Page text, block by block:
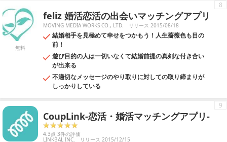
無料
feliz 婚活恋活の出会いマッチングアプリ
MOVING MEDIA WORKS CO., LTD. リリース 2015/08/18
結婚相手を見極めて幸せをつかもう！人生薔薇色も目の
前！
遊び目的の人は一切いなくて結婚前提の真剣な付き合い
が出来る
不適切なメッセージのやり取りに対しての取り締まりが
しっかりしている
8
CoupLink-恋活・婚活マッチングアプリ-
4.3点 3件の評価
LINKBAL INC. リリース 2015/12/15
9